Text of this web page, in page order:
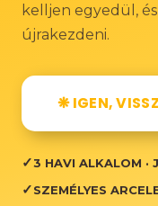
kelljen egyedül,
újrakezdeni.
❋ IGEN,
✓3 HAVI ALKALOM ·
✓SZEMÉLYES